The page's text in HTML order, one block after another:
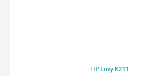
HP Envy K211